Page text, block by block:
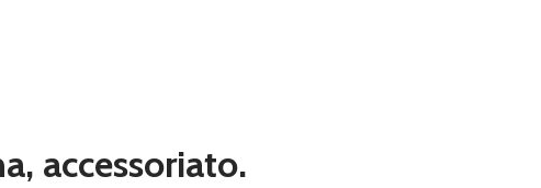
accessoriato.